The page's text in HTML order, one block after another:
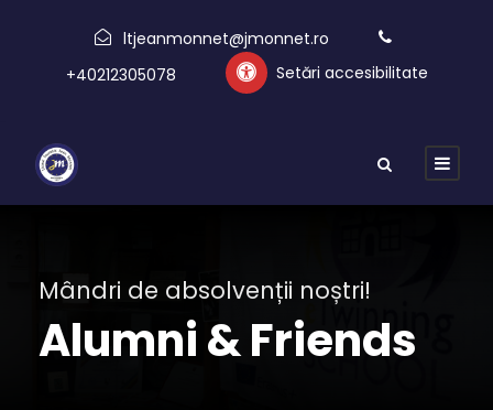
ltjeanmonnet@jmonnet.ro
+40212305078
Setări accesibilitate
Mândri de absolvenții noștri!
Alumni & Friends